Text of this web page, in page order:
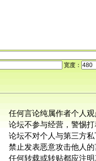
宽度：
任何言论纯属作者个人观
论坛不参与经营，警惕
论坛不对个人与第三方
禁止发表恶意攻击他人的
任何转载或转贴都应注明